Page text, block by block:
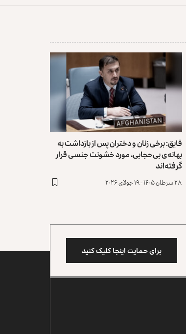
فایق: برخی زنان و دختران پس از بازداشت به
بهانه‌ی بی‌حجابی، مورد خشونت جنسی قرار
گرفته‌اند
۲۸ سرطان ۱۴۰۵ - ۱۹ جولای ۲۰۲۶
برای حمایت اینجا کلیک کنید